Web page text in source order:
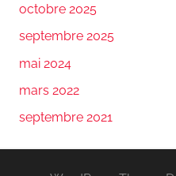
octobre 2025
septembre 2025
mai 2024
mars 2022
septembre 2021